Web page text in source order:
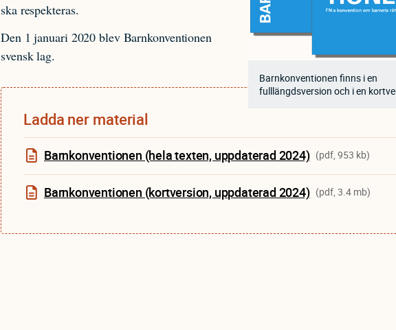
Barnkonventionen finns i en
fulllängdsversion och i en
ska respekteras.
Den 1 januari 2020 blev Barnkonventionen
svensk lag.
Ladda ner material
Barnkonventionen (hela texten, uppdaterad 2024) (pdf, 953 kb)
Barnkonventionen (kortversion, uppdaterad 2024) (pdf, 3.4 mb)